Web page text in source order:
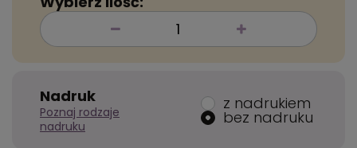
Nadruk
Poznaj rodzaje
nadruku
z nadrukiem
bez nadruku